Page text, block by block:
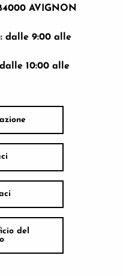
AVIGNON
dalle 9:00 alle
10:00 alle
del